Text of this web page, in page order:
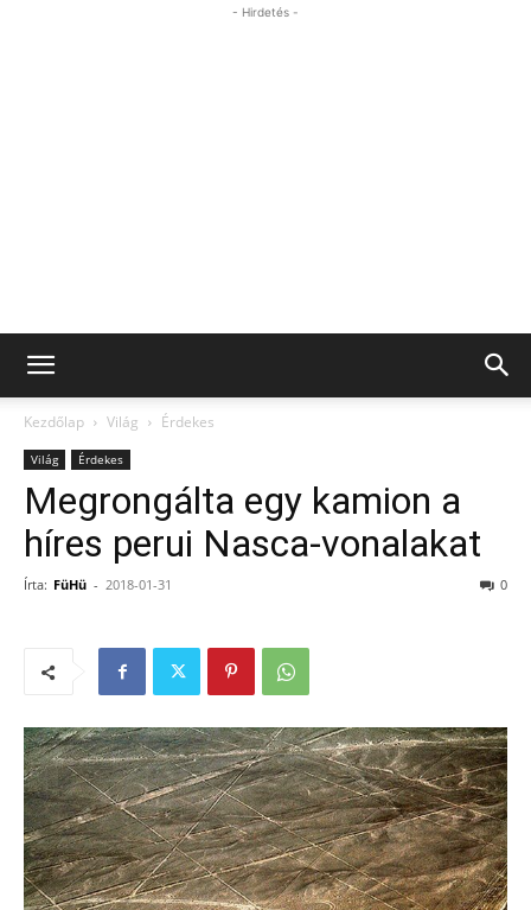
- Hirdetés -
Kezdőlap Világ Érdekes
Világ Érdekes
Megrongálta egy kamion a
híres perui Nasca-vonalakat
Írta: FüHü - 2018-01-31 0